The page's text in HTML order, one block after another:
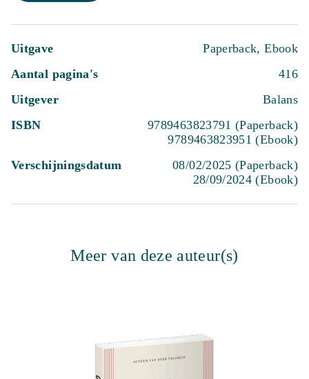
Uitgave
Paperback, Ebook
Aantal pagina's
416
Uitgever
Balans
ISBN
9789463823791 (Paperback)
9789463823951 (Ebook)
Verschijningsdatum
08/02/2025 (Paperback)
28/09/2024 (Ebook)
Meer van deze auteur(s)